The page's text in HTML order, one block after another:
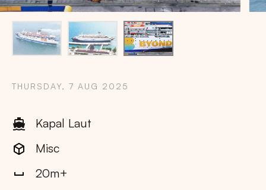
THURSDAY, 7 AUG 2025
Kapal Laut
Misc
20m+